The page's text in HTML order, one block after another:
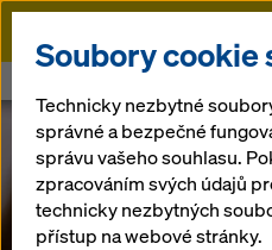
Doka
Doka přináší do středu
Soubory cookie
Technicky nezbytné
správné a bezpečné
správu vašeho souhlasu.
zpracováním svých údajů
technicky nezbytných
přístup na webové stránky.